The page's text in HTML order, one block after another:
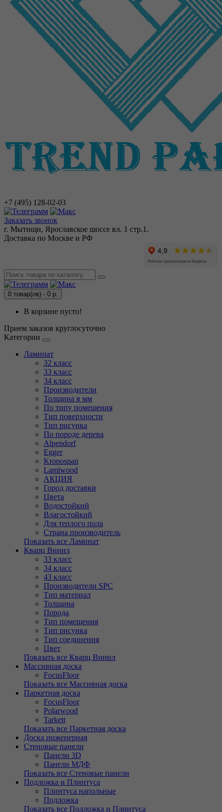
+7 (495) 128-02-03
Заказать звонок
г. Мытищи, Ярославское шоссе вл. 1 стр.1.
Доставка по Москве и РФ
0 товар(ов) - 0 р.
В корзине пусто!
Прием заказов круглосуточно
Категории
Ламинат
32 класс
33 класс
34 класс
Производители
Толщина в мм
По типу помещения
Тип поверхности
Тип рисунка
По породе дерева
Alpendorf
Egger
Kronospan
Lamiwood
АКЦИЯ
Город доставки
Цвета
Водостойкий
Влагостойкий
Для теплого пола
Страна производитель
Показать все Ламинат
Кварц Винил
33 класс
34 класс
43 класс
Производители SPC
Тип материал
Толщина
Порода
Тип помещения
Тип рисунка
Тип соединения
Цвет
Показать все Кварц Винил
Массивная доска
FocusFloor
Показать все Массивная доска
Паркетная доска
FocusFloor
Polarwood
Tarkett
Показать все Паркетная доска
Доска инженерная
Стеновые панели
Панели 3D
Панели МДФ
Показать все Стеновые панели
Подложка и Плинтуса
Плинтуса напольные
Подложка
Показать все Подложка и Плинтуса